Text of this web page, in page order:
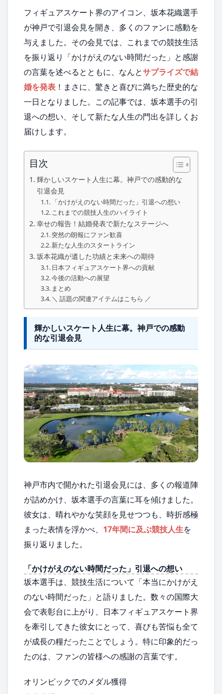
フィギュアスケート界のアイコン、坂本花織選手
が神戸で引退会見を開き、多くのファンに感動を
与えました。その会見では、これまでの競技生活
を振り返り「かけがえのない時間だった」と感謝
の言葉を述べるとともに、なんとサプライズで結
婚を発表 ！まさに、驚きと喜びに満ちた歴史的な
一日となりました。この記事では、坂本選手の引
退への想い、そして新たな人生の門出を詳しくお
届けします。
目次
輝かしいスケート人生に幕。神戸での感動的な
引退会見
「かけがえのない時間だった」引退への想い
これまでの競技人生のハイライト
幸せの報告！結婚発表で新たなステージへ
突然の朗報にファン歓喜
新たな人生のスタートライン
坂本花織が遺した功績と未来への期待
日本フィギュアスケート界への貢献
今後の活動への展望
まとめ
＼ 話題の関連アイテムはこちら ／
輝かしいスケート人生に幕。神戸での感動
的な引退会見
神戸市内で開かれた引退会見には、多くの報道陣
が詰めかけ、坂本選手の言葉に耳を傾けました。
彼女は、晴れやかな笑顔を見せつつも、時折感極
まった表情を浮かべ、 17年間に及ぶ競技人生を
振り返りました。
「かけがえのない時間だった」引退への想い
坂本選手は、競技生活について「本当にかけがえ
のない時間だった」と語りました。数々の国際大
会で表彰台に上がり、日本フィギュアスケート界
を牽引してきた彼女にとって、喜びも苦悩も全て
が成長の糧だったことでしょう。特に印象的だっ
たのは、ファンの皆様への感謝の言葉です。
オリンピックでのメダル獲得